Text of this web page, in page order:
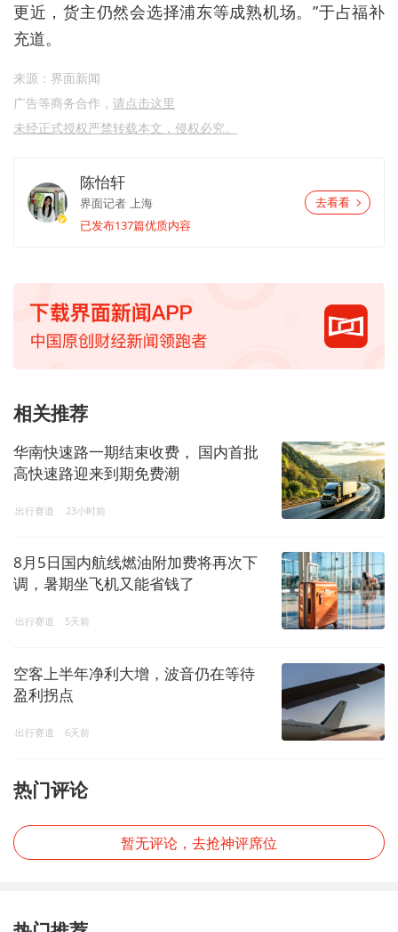
更近，货主仍然会选择浦东等成熟机场。”于占福补
充道。
来源：界面新闻
广告等商务合作， 请点击这里
未经正式授权严禁转载本文，侵权必究。
陈怡轩
界面记者 上海
已发布137篇优质内容
去看看
相关推荐
华南快速路一期结束收费， 国内首批
高快速路迎来到期免费潮
出行赛道 23小时前
8月5日国内航线燃油附加费将再次下
调，暑期坐飞机又能省钱了
出行赛道 5天前
空客上半年净利大增，波音仍在等待
盈利拐点
出行赛道 6天前
热门评论
暂无评论，去抢神评席位